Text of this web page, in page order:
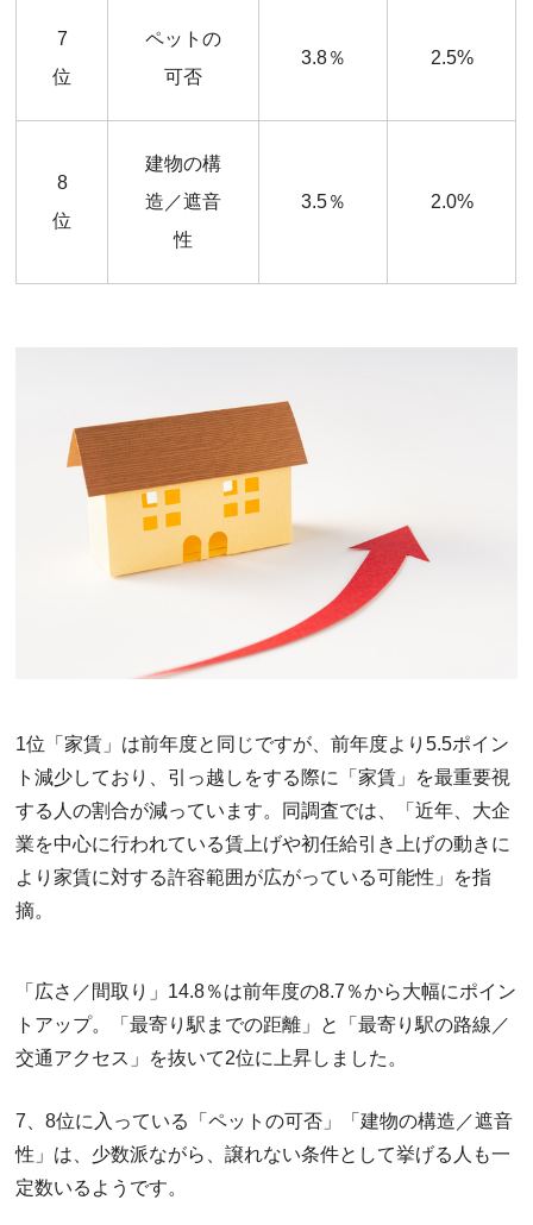
7
位
ペットの
可否
3.8％ 2.5%
8
位
建物の構
造／遮音
性
3.5％ 2.0%
1位「家賃」は前年度と同じですが、前年度より5.5ポイン
ト減少しており、引っ越しをする際に「家賃」を最重要視
する人の割合が減っています。同調査では、「近年、大企
業を中心に行われている賃上げや初任給引き上げの動きに
より家賃に対する許容範囲が広がっている可能性」を指
摘。
「広さ／間取り」14.8％は前年度の8.7％から大幅にポイン
トアップ。「最寄り駅までの距離」と「最寄り駅の路線／
交通アクセス」を抜いて2位に上昇しました。
7、8位に入っている「ペットの可否」「建物の構造／遮音
性」は、少数派ながら、譲れない条件として挙げる人も一
定数いるようです。